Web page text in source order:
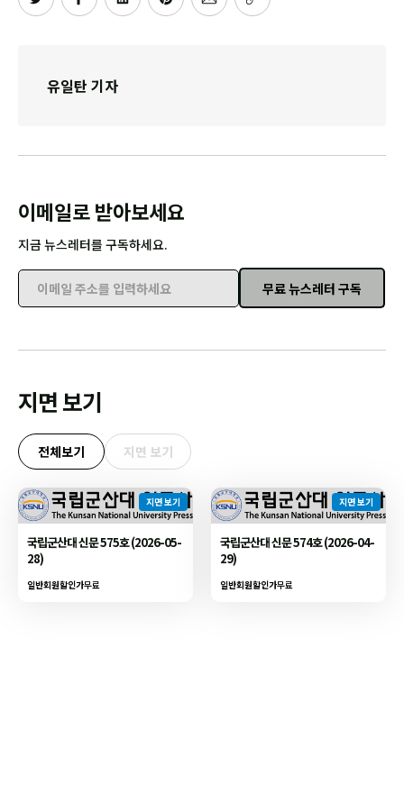
유일탄 기자
이메일로 받아보세요
지금 뉴스레터를 구독하세요.
이메일 주소를 입력하세요
무료 뉴스레터 구독
지면 보기
전체보기 지면 보기
지면 보기
국립군산대 신문 575호 (2026-05-
28)
일반회원할인가무료
지면 보기
국립군산대 신문 574호 (2026-04-
29)
일반회원할인가무료